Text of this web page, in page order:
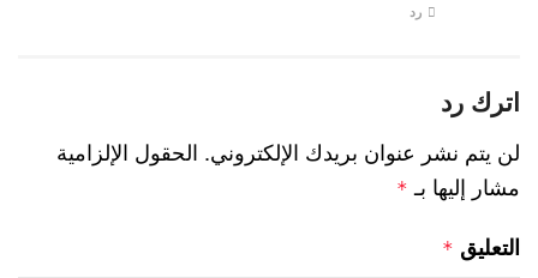
رد
اترك رد
لن يتم نشر عنوان بريدك الإلكتروني. الحقول الإلزامية
مشار إليها بـ *
التعليق *